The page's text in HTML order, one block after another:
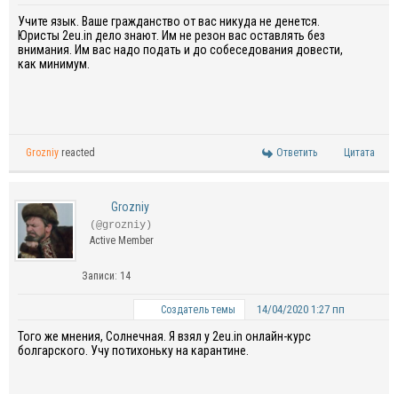
Учите язык. Ваше гражданство от вас никуда не денется.
Юристы 2eu. in дело знают. Им не резон вас оставлять без
внимания. Им вас надо подать и до собеседования довести,
как минимум.
Grozniy reacted Ответить Цитата
Grozniy
(@grozniy)
Active Member
Записи: 14
Создатель темы 14/04/2020 1:27 пп
Того же мнения, Солнечная. Я взял у2eu. in онлайн-курс
болгарского. Учу потихоньку на карантине.